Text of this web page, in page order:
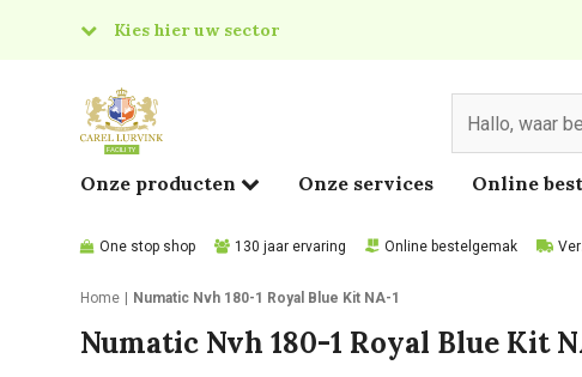
Kies hier uw sector
Food
Onze producten Onze services Online
One stop shop 130 jaar ervaring Online bestelgemak
Home Numatic Nvh 180-1 Royal Blue Kit NA-1
Numatic Nvh 180-1 Royal Blue Kit